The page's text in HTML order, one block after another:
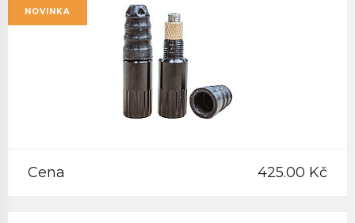
NOVINKA
Cena 425.00 Kč